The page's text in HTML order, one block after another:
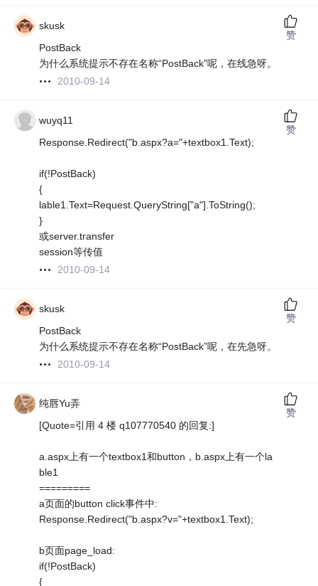
skusk
PostBack
为什么系统提示不存在名称“PostBack”呢，在线急呀。
2010-09-14
赞
wuyq11
Response.Redirect("b.aspx?a="+textbox1.Text);
if(!PostBack)
{
lable1.Text=Request.QueryString["a"].ToString();
}
或server.transfer
session等传值
2010-09-14
赞
skusk
PostBack
为什么系统提示不存在名称“PostBack”呢，在先急呀。
2010-09-14
赞
纯唇Yu弄
[Quote=引用 4 楼 q107770540 的回复:]
a.aspx上有一个textbox1和button，b.aspx上有一个la
ble1
=========
a页面的button click事件中:
Response.Redirect("b.aspx?v="+textbox1.Text);
b页面page_load:
if(!PostBack)
{
赞